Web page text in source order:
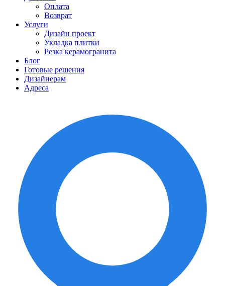
Оплата
Возврат
Услуги
Дизайн проект
Укладка плитки
Резка керамогранита
Блог
Готовые решения
Дизайнерам
Адреса